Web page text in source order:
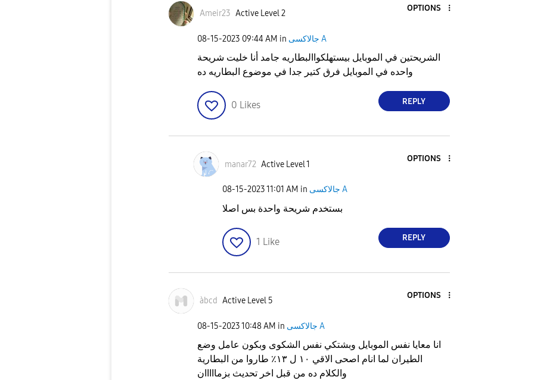
Ameir23 Active Level 2
OPTIONS
‎08-15-2023 09:44 AM in جالاكسى A
الشريحتين في الموبايل بيستهلكواالبطاريه جامد أنا خليت شريحة
واحده في الموبايل فرق كتير جدا في موضوع البطاريه ده
0 Likes REPLY
manar72 Active Level 1
OPTIONS
‎08-15-202311:01 AM in جالاكسى A
بستخدم شريحة واحدة بس اصلا
1 Like REPLY
àbcd Active Level 5
OPTIONS
‎08-15-202310:48 AM in جالاكسى A
انا معايا نفس الموبايل وبشتكي نفس الشكوى وبكون عامل وضع
الطيران لما انام اصحى الاقي ١٠ ل ١٣٪ طاروا من البطارية
والكلام ده من قبل اخر تحديث بزمااااان